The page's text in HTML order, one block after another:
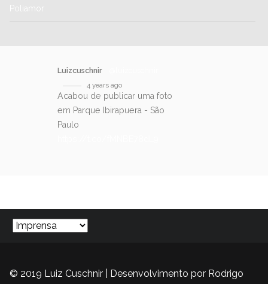
Poliamor
Luizcuschnir
4 years ago
Acabou de publicar uma foto
em Parque Ibirapuera - São
Paulo
© 2019 Luiz Cuschnir | Desenvolvimento por Rodrigo